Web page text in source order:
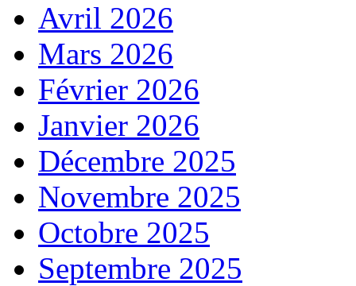
Avril 2026
Mars 2026
Février 2026
Janvier 2026
Décembre 2025
Novembre 2025
Octobre 2025
Septembre 2025